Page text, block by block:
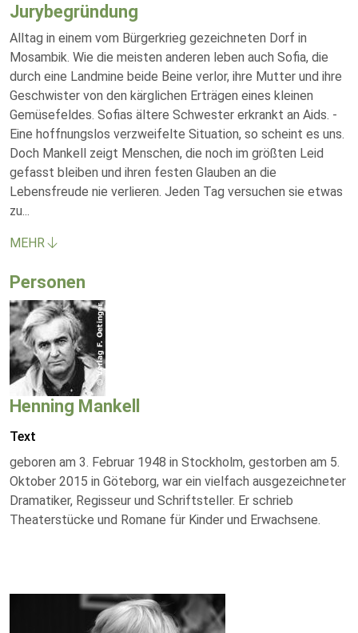
Jurybegründung
Alltag in einem vom Bürgerkrieg gezeichneten Dorf in
Mosambik. Wie die meisten anderen leben auch Sofia, die
durch eine Landmine beide Beine verlor, ihre Mutter und ihre
Geschwister von den kärglichen Erträgen eines kleinen
Gemüsefeldes. Sofias ältere Schwester erkrankt an Aids. -
Eine hoffnungslos verzweifelte Situation, so scheint es uns.
Doch Mankell zeigt Menschen, die noch im größten Leid
gefasst bleiben und ihren festen Glauben an die
Lebensfreude nie verlieren. Jeden Tag versuchen sie etwas
zu...
MEHR
Personen
Henning Mankell
Text
geboren am 3. Februar 1948 in Stockholm, gestorben am 5.
Oktober 2015 in Göteborg, war ein vielfach ausgezeichneter
Dramatiker, Regisseur und Schriftsteller. Er schrieb
Theaterstücke und Romane für Kinder und Erwachsene.